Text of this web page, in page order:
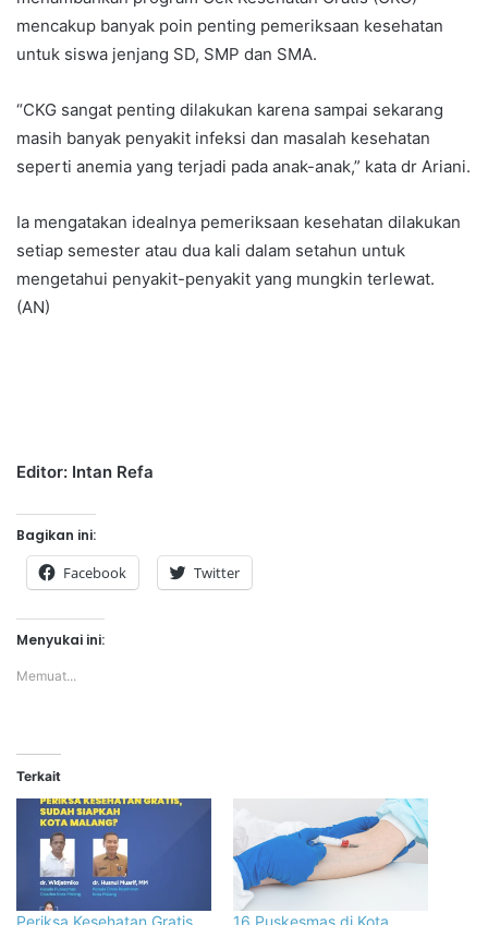
mencakup banyak poin penting pemeriksaan kesehatan
untuk siswa jenjang SD, SMP dan SMA.
“CKG sangat penting dilakukan karena sampai sekarang
masih banyak penyakit infeksi dan masalah kesehatan
seperti anemia yang terjadi pada anak-anak,” kata dr Ariani.
Ia mengatakan idealnya pemeriksaan kesehatan dilakukan
setiap semester atau dua kali dalam setahun untuk
mengetahui penyakit-penyakit yang mungkin terlewat.
(AN)
Editor: Intan Refa
Bagikan ini:
Facebook Twitter
Menyukai ini:
Memuat...
Terkait
Periksa Kesehatan Gratis, 16 Puskesmas di Kota